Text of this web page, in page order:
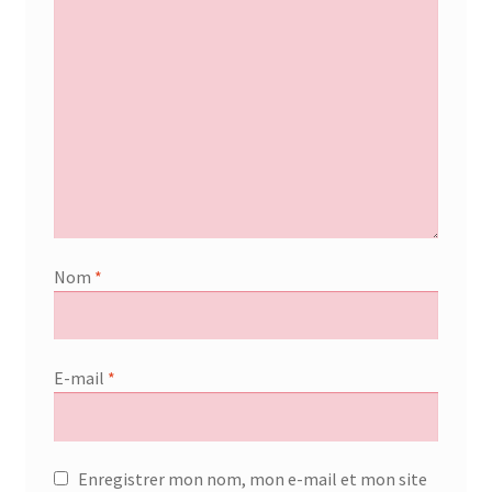
Nom *
E-mail *
Enregistrer mon nom, mon e-mail et mon site